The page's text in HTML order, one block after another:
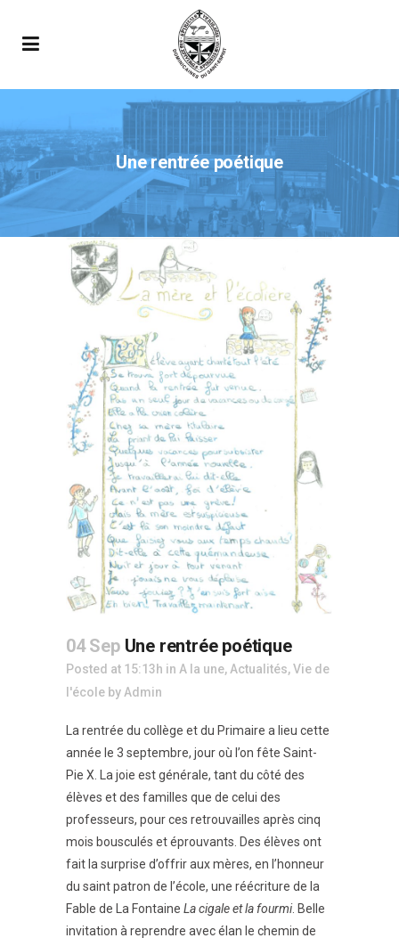
Une rentrée poétique
04 SepUne rentrée poétique
Posted at 15:13h in A la une, Actualités,Vie de
l'école by Admin
La rentrée du collège et du Primaire a lieu cette
année le 3 septembre, jour où l’on fête Saint-
Pie X. La joie est générale, tant du côté des
élèves et des familles que de celui des
professeurs, pour ces retrouvailles après cinq
mois bousculés et éprouvants. Des élèves ont
fait la surprise d’offrir aux mères, en l’honneur
du saint patron de l’école, une réécriture de la
Fable de La Fontaine La cigale et la fourmi. Belle
invitation à reprendre avec élan le chemin de